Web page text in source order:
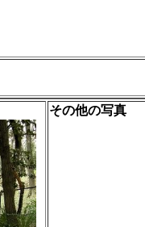
その他の写真